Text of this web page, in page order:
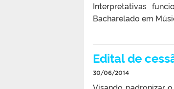
Interpretativas
Bacharelado em
Edital de
30/06/2014